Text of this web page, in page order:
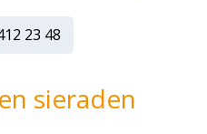
23 48
sieraden